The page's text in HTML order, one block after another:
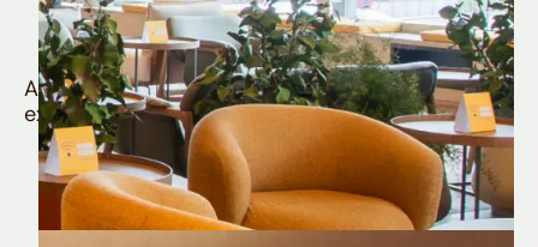
muito mais
Aproveite todos os benefícios e vantagens
exclusivas da sua Conta Internacional